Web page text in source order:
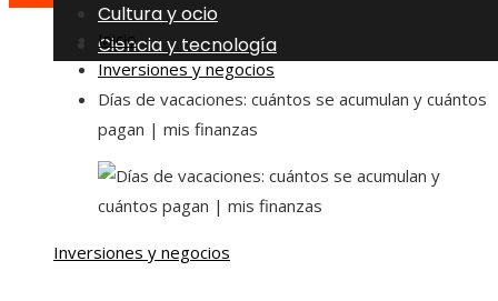
Cultura y ocio
Ciencia y tecnología
Inicio
Inversiones y negocios
Días de vacaciones: cuántos se acumulan y cuántos
pagan | mis finanzas
Inversiones y negocios